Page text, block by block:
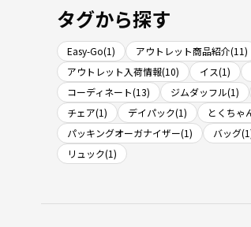
タグから探す
Easy-Go(1) アウトレット商品紹介(11)
アウトレット入荷情報(10)
イス(1)
コーディネート(13)
ジムダッフル(1)
チェア(1)
デイパック(1) とくちゃ
パッキングオーガナイザー(1)
バッグ
リュック(1)